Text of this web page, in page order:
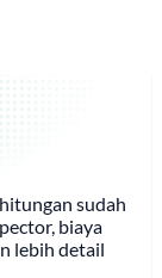
sudah
biaya
lebih detail